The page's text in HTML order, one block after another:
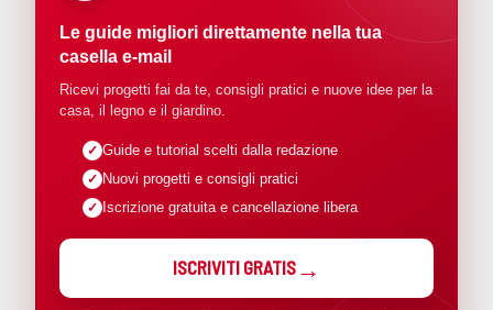
Le guide migliori direttamente nella tua
casella e-mail
Ricevi progetti fai da te, consigli pratici e nuove idee per la
casa, il legno e il giardino.
Guide e tutorial scelti dalla redazione
Nuovi progetti e consigli pratici
Iscrizione gratuita e cancellazione libera
ISCRIVITI GRATIS